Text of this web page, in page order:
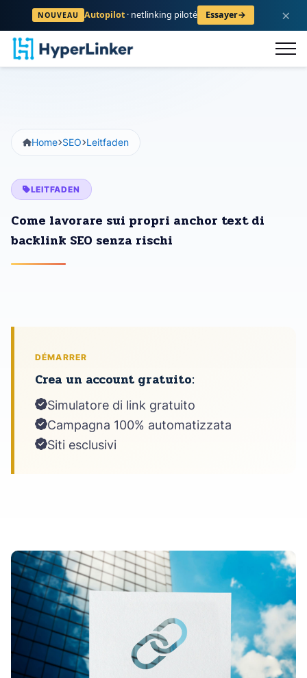
NOUVEAU Autopilot · netlinking piloté Essayer→ ×
Home SEO Leitfaden
LEITFADEN
Come lavorare sui propri anchor text di
backlink SEO senza rischi
DÉMARRER
Crea un account gratuito:
Simulatore di link gratuito
Campagna 100% automatizzata
Siti esclusivi